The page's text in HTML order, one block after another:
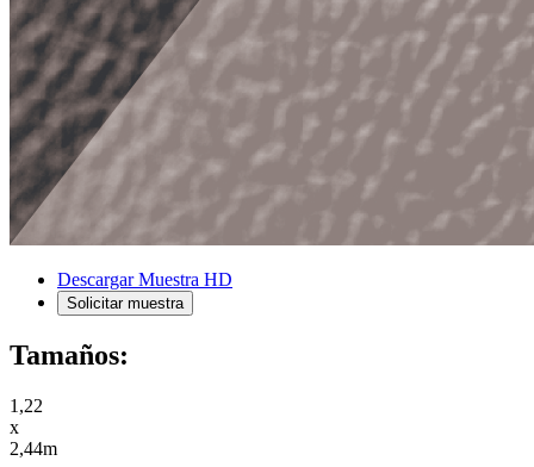
Descargar Muestra HD
Solicitar muestra
Tamaños:
1,22
x
2,44m